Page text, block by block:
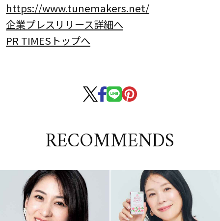
https://www.tunemakers.net/
企業プレスリリース詳細へ
PR TIMESトップへ
RECOMMENDS